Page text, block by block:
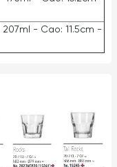
- Cao: 11.5cm -